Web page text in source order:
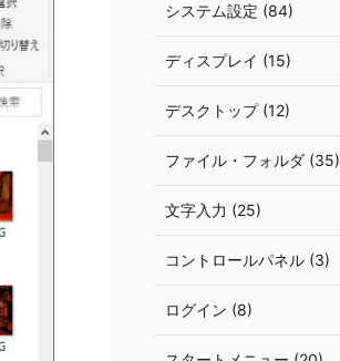
システム設定 (84)
ディスプレイ (15)
デスクトップ (12)
ファイル・フォルダ (35)
文字入力 (25)
コントロールパネル (3)
ログイン (8)